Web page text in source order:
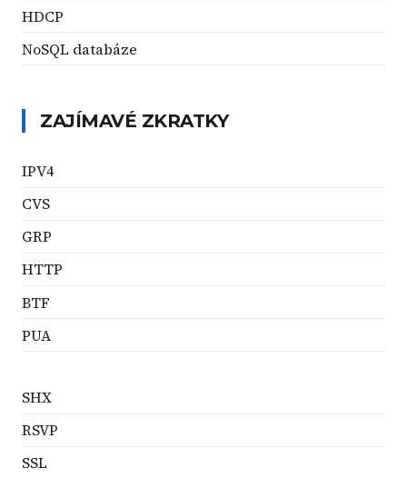
HDCP
NoSQL databáze
ZAJÍMAVÉ ZKRATKY
IPV4
CVS
GRP
HTTP
BTF
PUA
SHX
RSVP
SSL